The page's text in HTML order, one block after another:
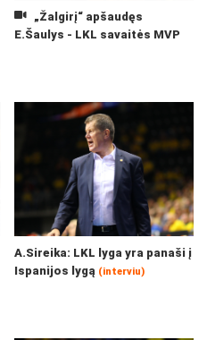
„Žalgirį“ apšaudęs
E.Šaulys - LKL savaitės MVP
A.Sireika: LKL lyga yra panaši į
Ispanijos lygą (interviu)